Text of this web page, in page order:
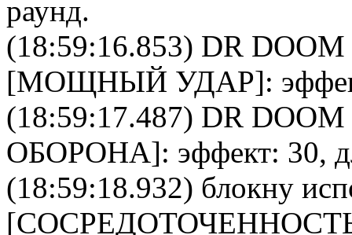
раунд.
(18:59:16.853) DR DOOM
[МОЩНЫЙ УДАР]:
(18:59:17.487) DR DOOM
ОБОРОНА]: эффект: 30,
(18:59:18.932) блокну
[